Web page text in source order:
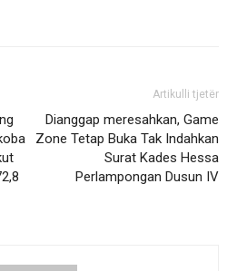
Artikulli tjetër
Dianggap meresahkan, Game
Zone Tetap Buka Tak Indahkan
Surat Kades Hessa
Perlampongan Dusun IV